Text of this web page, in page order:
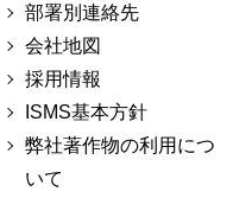
部署別連絡先
会社地図
採用情報
ISMS基本方針
弊社著作物の利用につ
いて